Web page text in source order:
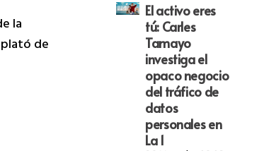
la
de
El activo eres
tú: Carles
Tamayo
investiga el
opaco negocio
del tráfico de
datos
personales en
La 1